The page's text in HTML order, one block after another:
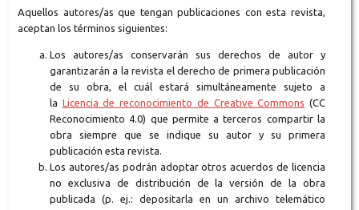
Aquellos autores/as que tengan publicaciones con esta revista,
aceptan los términos siguientes:
Los autores/as conservarán sus derechos de autor y
garantizarán a la revista el derecho de primera publicación
de su obra, el cuál estará simultáneamente sujeto a
la Licencia de reconocimiento de Creative Commons (CC
Reconocimiento 4.0) que permite a terceros compartir la
obra siempre que se indique su autor y su primera
publicación esta revista.
Los autores/as podrán adoptar otros acuerdos de licencia
no exclusiva de distribución de la versión de la obra
publicada (p. ej.: depositarla en un archivo telemático